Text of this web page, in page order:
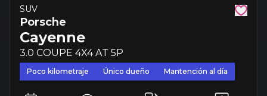
SUV
Porsche
Cayenne
3.0 COUPE 4X4 AT 5P
Poco kilometraje Único dueño Mantención al día